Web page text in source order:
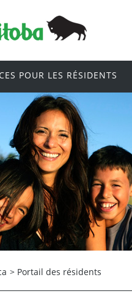
POUR LES RÉSIDENTS
> Portail des résidents